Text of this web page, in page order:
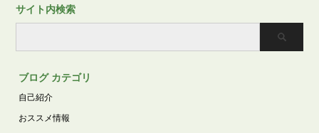
サイト内検索
ブログ カテゴリ
自己紹介
おススメ情報